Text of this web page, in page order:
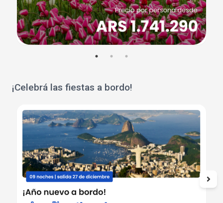
¡Celebrá las fiestas a bordo!